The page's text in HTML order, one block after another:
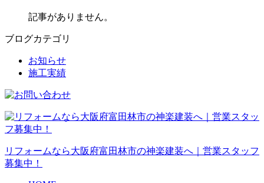
記事がありません。
ブログカテゴリ
お知らせ
施工実績
リフォームなら大阪府富田林市の神楽建装へ｜営業スタッフ
募集中！